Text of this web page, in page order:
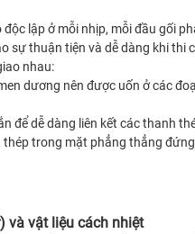
lập ở mỗi nhịp, mỗi đầu gối
sự thuận tiện và dễ dàng khi thi
nhau:
dương nên được uốn ở các
để dễ dàng liên kết các thanh
thép trong mặt phẳng thẳng
và vật liệu cách nhiệt